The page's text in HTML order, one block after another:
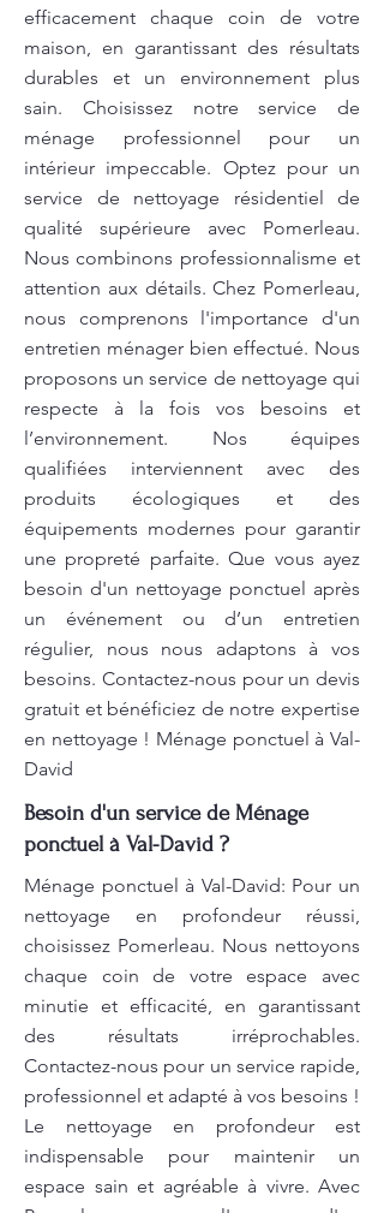
efficacement chaque coin de votre
maison, en garantissant des résultats
durables et un environnement plus
sain. Choisissez notre service de
ménage professionnel pour un
intérieur impeccable. Optez pour un
service de nettoyage résidentiel de
qualité supérieure avec Pomerleau.
Nous combinons professionnalisme et
attention aux détails. Chez Pomerleau,
nous comprenons l'importance d'un
entretien ménager bien effectué. Nous
proposons un service de nettoyage qui
respecte à la fois vos besoins et
l’environnement. Nos équipes
qualifiées interviennent avec des
produits écologiques et des
équipements modernes pour garantir
une propreté parfaite. Que vous ayez
besoin d'un nettoyage ponctuel après
un événement ou d’un entretien
régulier, nous nous adaptons à vos
besoins. Contactez-nous pour un devis
gratuit et bénéficiez de notre expertise
en nettoyage ! Ménage ponctuel à Val-
David
Besoin d'un service de Ménage
ponctuel à Val-David ?
Ménage ponctuel à Val-David: Pour un
nettoyage en profondeur réussi,
choisissez Pomerleau. Nous nettoyons
chaque coin de votre espace avec
minutie et efficacité, en garantissant
des résultats irréprochables.
Contactez-nous pour un service rapide,
professionnel et adapté à vos besoins !
Le nettoyage en profondeur est
indispensable pour maintenir un
espace sain et agréable à vivre. Avec